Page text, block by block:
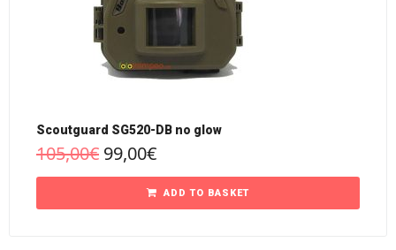
Scoutguard SG520-DB no glow
105,00€ 99,00€
ADD TO BASKET